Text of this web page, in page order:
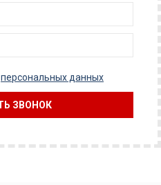
персональных данных